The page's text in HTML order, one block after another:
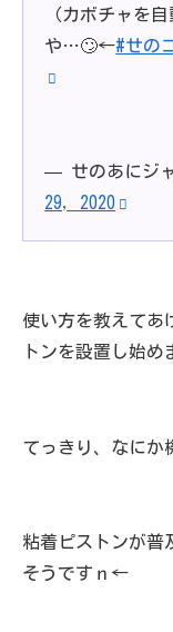
（カボチャを
や…🙄←#せの
— せのあにジ
29, 2020
使い方を教えてあ
トンを設置し始め
てっきり、なに
粘着ピストンが普
そうですｎ←